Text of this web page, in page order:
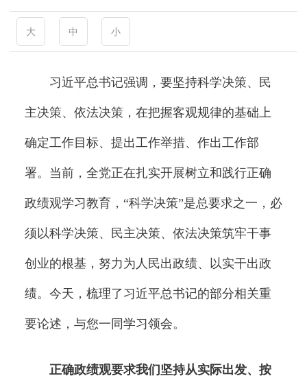
大 中 小
习近平总书记强调，要坚持科学决策、民
主决策、依法决策，在把握客观规律的基础上
确定工作目标、提出工作举措、作出工作部
署。当前，全党正在扎实开展树立和践行正确
政绩观学习教育，“科学决策”是总要求之一，必
须以科学决策、民主决策、依法决策筑牢干事
创业的根基，努力为人民出政绩、以实干出政
绩。今天，梳理了习近平总书记的部分相关重
要论述，与您一同学习领会。
正确政绩观要求我们坚持从实际出发、按